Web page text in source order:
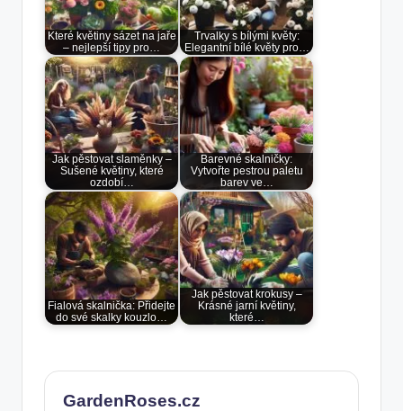
Které květiny sázet na jaře
– nejlepší tipy pro…
Trvalky s bílými květy:
Elegantní bílé květy pro…
Jak pěstovat slaměnky –
Sušené květiny, které
ozdobí…
Barevné skalničky:
Vytvořte pestrou paletu
barev ve…
Fialová skalnička: Přidejte
do své skalky kouzlo…
Jak pěstovat krokusy –
Krásné jarní květiny,
které…
GardenRoses.cz